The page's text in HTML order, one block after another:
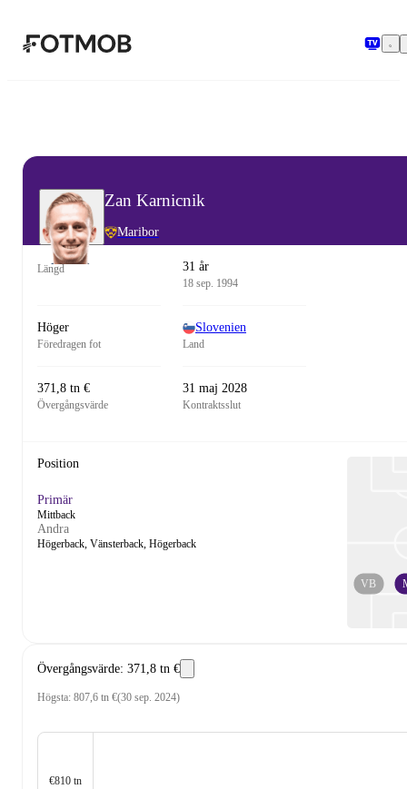
Zan Karnicnik
Maribor
Längd 31 år
18 sep. 1994
Höger
Föredragen fot
Slovenien
Land
371,8 tn €
Övergångsvärde
31 maj 2028
Kontraktsslut
Position
Primär
Mittback
Andra
Högerback, Vänsterback, Högerback
VB
Övergångsvärde: 371,8 tn €
Högsta: 807,6 tn €(30 sep. 2024)
€810 tn